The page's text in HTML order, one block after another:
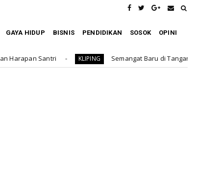
GAYA HIDUP BISNIS PENDIDIKAN SOSOK OPINI
KLIPING Semangat Baru di Tangan Azhari: RAT Perdana Koperasi